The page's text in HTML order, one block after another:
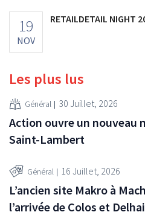
19
NOV
RETAILDETAIL NIGHT
Les plus lus
Général 30 Juillet, 2026
Action ouvre un nouveau
Saint-Lambert
Général 16 Juillet, 2026
L’ancien site Makro à
l’arrivée de Colos et